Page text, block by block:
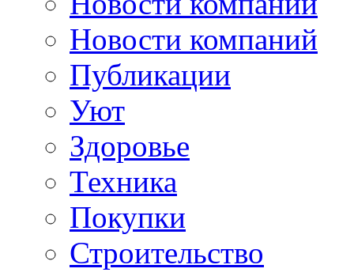
Новости компаний
Публикации
Уют
Здоровье
Техника
Покупки
Строительство